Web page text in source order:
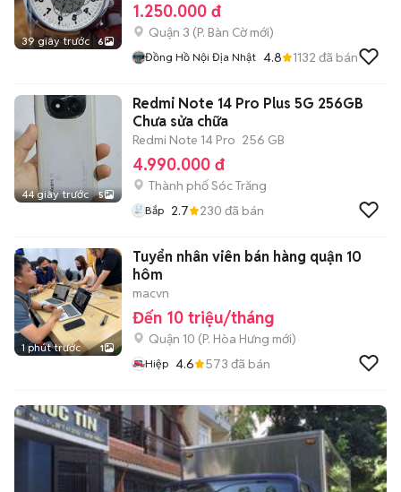
39 giây trước 6
1.250.000 đ
Quận 3 (P. Bàn Cờmới)
Đồng Hồ Nội Địa Nhật 4.8 1132 đã bán
44 giây trước 5
Redmi Note 14 Pro Plus 5G 256GB
Chưa sửa chữa
Redmi Note 14 Pro 256 GB
4.990.000 đ
Thành phố Sóc Trăng
Bắp 2.7 230 đã bán
1 phút trước 1
Tuyển nhân viên bán hàng quận 10
hôm
macvn
Đến 10 triệu/tháng
Quận 10 (P. Hòa Hưng mới)
Hiệp 4.6 573 đã bán